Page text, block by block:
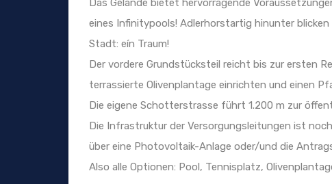
Das Gelände bietet hervorragende
eines Infinitypools! Adlerhorstartig hinunter
Stadt: eín Traum!
Der vordere Grundstücksteil reicht bis zur ersten
terrassierte Olivenplantage einrichten und einen
Die eigene Schotterstrasse führt 1.200 m zur
Die Infrastruktur der Versorgungsleitungen ist
über eine Photovoltaik-Anlage oder/und die
Also alle Optionen: Pool, Tennisplatz,